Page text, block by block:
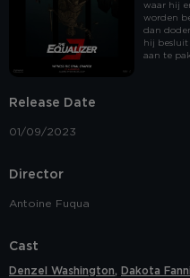
waar hij
worden
dan
hij
aan te
Release Date
01/09/2023
Director
Antoine Fuqua
Cast
Denzel Washington, Dakota
Yes,
want to
our